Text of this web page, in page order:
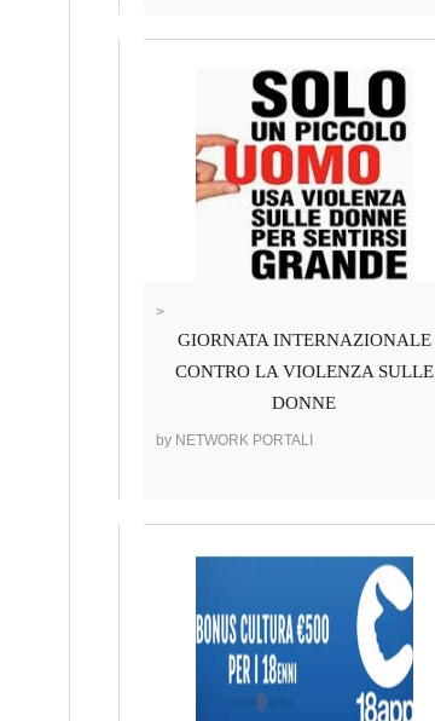
>
GIORNATA INTERNAZIONALE
CONTRO LA VIOLENZA SULLE
DONNE
by NETWORK PORTALI